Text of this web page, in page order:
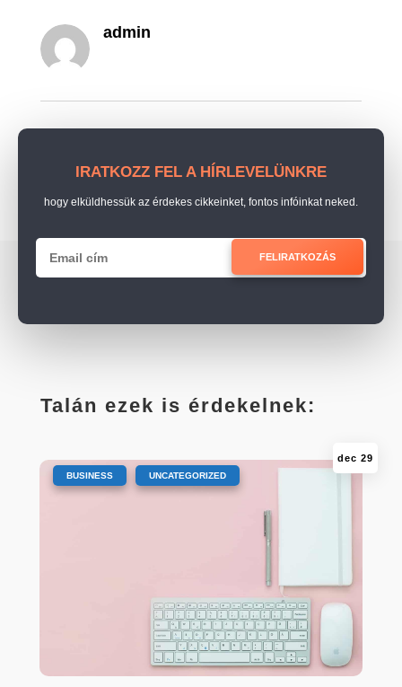
admin
IRATKOZZ FEL A HÍRLEVELÜNKRE
hogy elküldhessük az érdekes cikkeinket, fontos infóinkat neked.
FELIRATKOZÁS
Talán ezek is érdekelnek:
dec 29
| BUSINESS , UNCATEGORIZED